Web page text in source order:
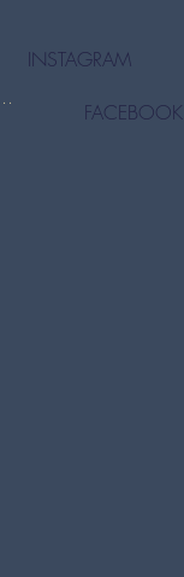
Alchemie
INSTAGRAM
FACEBOOK